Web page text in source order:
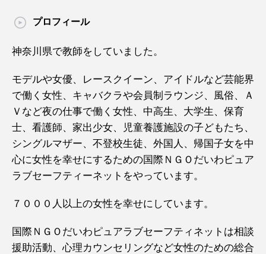
プロフィール
神奈川県で教師をしていました。
モデルや女優、レースクイーン、アイドルなど芸能界
で働く女性、キャバクラや会員制ラウンジ、風俗、Ａ
Ｖなど夜の仕事で働く女性、中高生、大学生、保育
士、看護師、家出少女、児童養護施設の子どもたち、
シングルマザー、不登校生徒、外国人、帰国子女を中
心に女性を幸せにするための国際ＮＧＯだいわピュア
ラブセーフティーネットをやっています。
７０００人以上の女性を幸せにしています。
国際ＮＧＯだいわピュアラブセーフティネットは相談
援助活動、心理カウンセリングなど女性のための総合